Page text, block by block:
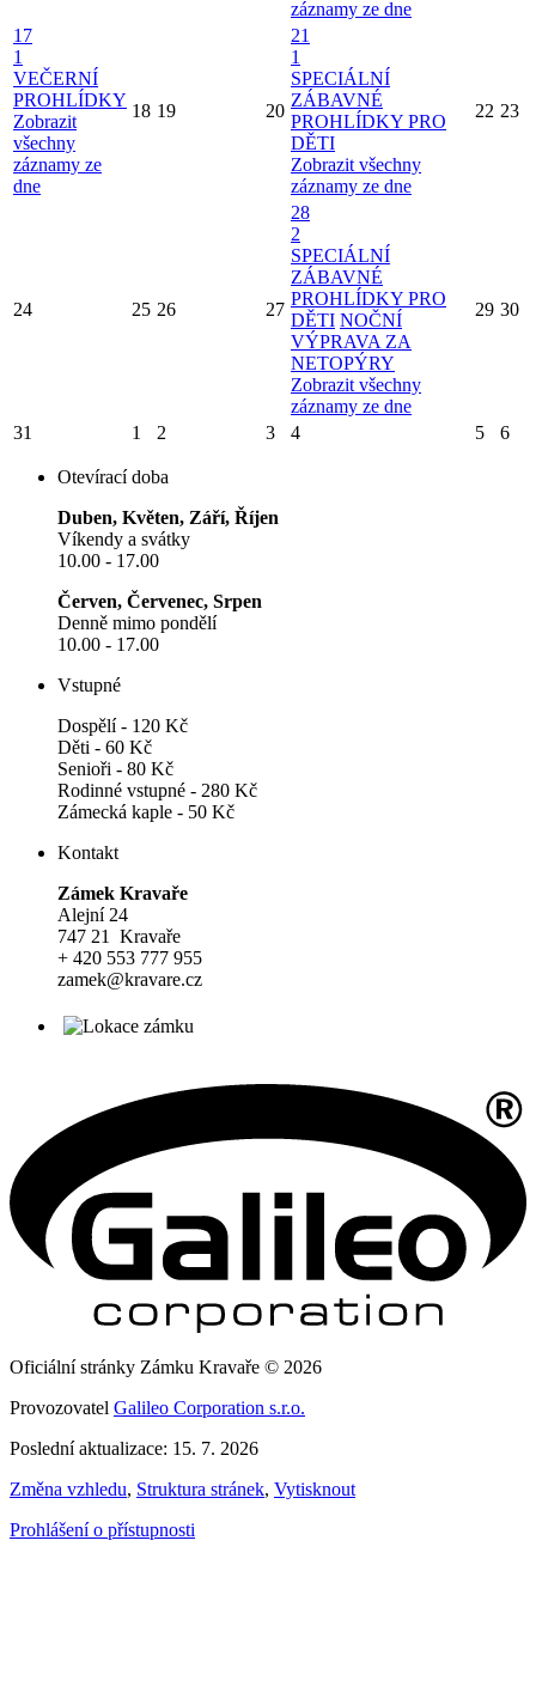
záznamy ze dne
17
1
VEČERNÍ
PROHLÍDKY
Zobrazit
všechny
záznamy ze
dne
18 19 20
21
1
SPECIÁLNÍ
ZÁBAVNÉ
PROHLÍDKY PRO
DĚTI
Zobrazit všechny
záznamy ze dne
22 23
24 25 26 27
28
2
SPECIÁLNÍ
ZÁBAVNÉ
PROHLÍDKY PRO
DĚTI NOČNÍ
VÝPRAVA ZA
NETOPÝRY
Zobrazit všechny
záznamy ze dne
29 30
31 1 2 3 4 5 6
Otevírací doba
Duben, Květen, Září, Říjen
Víkendy a svátky
10.00 - 17.00
Červen, Červenec, Srpen
Denně mimo pondělí
10.00 - 17.00
Vstupné
Dospělí - 120 Kč
Děti - 60 Kč
Senioři - 80 Kč
Rodinné vstupné - 280 Kč
Zámecká kaple - 50 Kč
Kontakt
Zámek Kravaře
Alejní 24
747 21 Kravaře
+ 420 553 777 955
zamek@kravare.cz
Oficiální stránky Zámku Kravaře © 2026
Provozovatel Galileo Corporation s.r.o.
Poslední aktualizace: 15. 7. 2026
Změna vzhledu, Struktura stránek, Vytisknout
Prohlášení o přístupnosti